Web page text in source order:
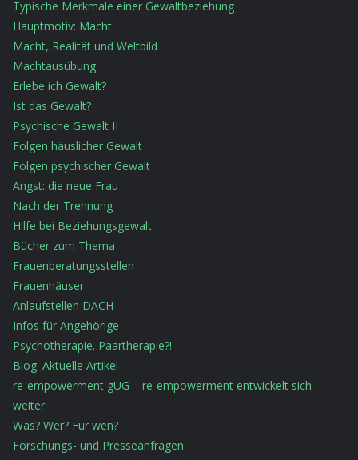
Typische Merkmale einer Gewaltbeziehung
Hauptmotiv: Macht.
Macht, Realität und Weltbild
Machtausübung
Erlebe ich Gewalt?
Ist das Gewalt?
Psychische Gewalt II
Folgen häuslicher Gewalt
Folgen psychischer Gewalt
Angst: die neue Frau
Nach der Trennung
Hilfe bei Beziehungsgewalt
Bücher zum Thema
Frauenberatungsstellen
Frauenhäuser
Anlaufstellen DACH
Infos für Angehörige
Psychotherapie. Paartherapie?!
Blog: Aktuelle Artikel
re-empowerment gUG – re-empowerment entwickelt sich
weiter
Was? Wer? Für wen?
Forschungs- und Presseanfragen